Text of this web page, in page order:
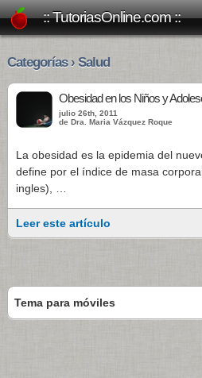
:: TutoriasOnline.com ::
Categorías › Salud
Obesidad en los Niños y
julio 26th, 2011
de Dra. Maria Vázquez Roque
La obesidad es la epidemia del
define por el índice de masa
ingles), …
Leer este artículo
Tema para móviles